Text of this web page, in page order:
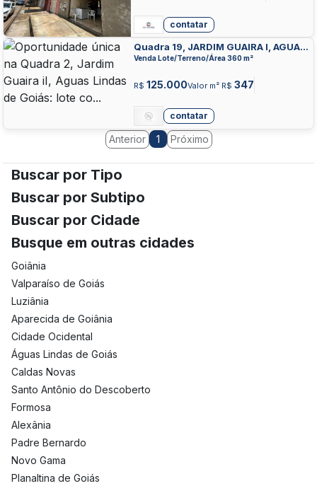
contatar
Quadra 19, JARDIM GUAIRA I, AGUAS
LINDAS DE GOIAS
Venda Lote/Terreno/Área 360 m²
R$ 125.000Valor m² R$ 347
contatar
Anterior 1 Próximo
Buscar por Tipo
Buscar por Subtipo
Buscar por Cidade
Busque em outras cidades
Goiânia
Valparaíso de Goiás
Luziânia
Aparecida de Goiânia
Cidade Ocidental
Águas Lindas de Goiás
Caldas Novas
Santo Antônio do Descoberto
Formosa
Alexânia
Padre Bernardo
Novo Gama
Planaltina de Goiás